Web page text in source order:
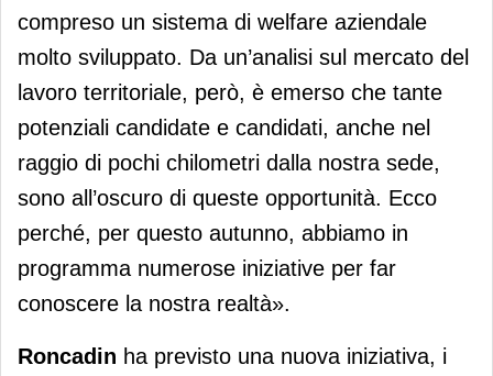
compreso un sistema di welfare aziendale
molto sviluppato. Da un’analisi sul mercato del
lavoro territoriale, però, è emerso che tante
potenziali candidate e candidati, anche nel
raggio di pochi chilometri dalla nostra sede,
sono all’oscuro di queste opportunità. Ecco
perché, per questo autunno, abbiamo in
programma numerose iniziative per far
conoscere la nostra realtà».
Roncadin ha previsto una nuova iniziativa, i